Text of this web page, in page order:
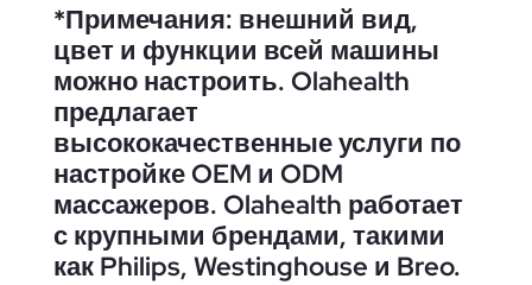
*Примечания: внешний вид,
цвет и функции всей машины
можно настроить. Olahealth
предлагает
высококачественные услуги по
настройке OEM и ODM
массажеров. Olahealth работает
с крупными брендами, такими
как Philips, Westinghouse и Breo.